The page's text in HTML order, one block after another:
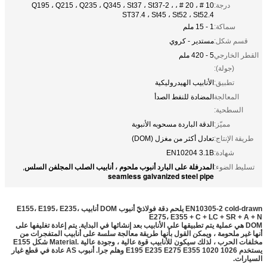
درجة:
10 # ، 20 # ، Q195 ، Q215 ، Q235 ، Q345 ، St37 ، St37-2 ،
ST37.4 ، St45 ، St52 ، St52.4
سماكة:1 - 15 ملم
قسم شكل:مستدير - كروي
القطر الخارجي
(جولة):
5 - 420 ملم
تطبيق:الأنابيب الهيدروليكية
المعالجة
السطحية:
المضادة للنفط الصدأ
مميّز:الدقة الباردة مسحوبه الأنبوبة
طريقة الإنتاج:تعادل أكثر من مغزل (DOM)
شهادة:EN10204 3.1B
تسليط الضوء:المدرفلة على البارد أنبوب ملحوم ، أنابيب الصلب المجلفن السلس,
seamless galvanized steel pipe
EN10305-2 cold-drawn يلحم دقة فولاذيّ أنبوب DOM أنابيب E155، E195، E235،
E275، E355 + C + LC + SR + A + N
DOM هي عملية يتم تطبيقها على الأنابيب بعد إنشائها في البداية. يتم إعادة تغليفها على
أنها غير ملحومة ، ويمكن القول بأنها طريقة معالجة سلسة على أنابيب المتفجرات من
مخلفات الحرب ، لذلك سيكون للأنابيب قوة عالية ، وجودة عالية .Material شكل E155
يستخدم E195 E235 E275 E355 1020 1026 وهلم جرا. أنبوب AS عادة في قطع غيار
السيارات.